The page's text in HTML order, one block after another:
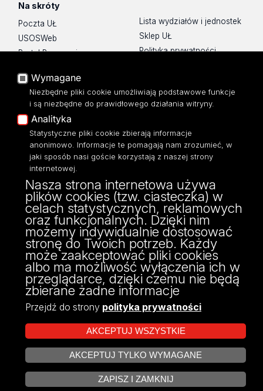
Na skróty
Poczta UŁ
USOSWeb
Portal Pracowniczy
Platforma e-learningowa
Moodle
Eksperci UŁ
Polityka Prywatności
Dostępność
Lista wydziałów i jednostek
Sklep UŁ
Polityka prywatności
Mapa Strony
ul. Tamka 12,
91-403 Łódź
tel: 42/635 57 44, 42/635 57 43
fax: 42/635 57 44
Projekt Multiportalu UŁ współfinansowany z funduszy Unii Europejskiej w
ramach konkursu NCBR
Wymagane
Niezbędne pliki cookie umożliwiają podstawowe funkcje
i są niezbędne do prawidłowego działania witryny.
Analityka
Statystyczne pliki cookie zbierają informacje
anonimowo. Informacje te pomagają nam zrozumieć, w
jaki sposób nasi goście korzystają z naszej strony
internetowej.
Nasza strona internetowa używa
plików cookies (tzw. ciasteczka) w
celach statystycznych, reklamowych
oraz funkcjonalnych. Dzięki nim
możemy indywidualnie dostosować
stronę do Twoich potrzeb. Każdy
może zaakceptować pliki cookies
albo ma możliwość wyłączenia ich w
przeglądarce, dzięki czemu nie będą
zbierane żadne informacje
Przejdź do strony polityka prywatności
AKCEPTUJ WSZYSTKIE
AKCEPTUJ TYLKO WYMAGANE
ZAPISZ I ZAMKNIJ
ZARZĄDZAJ COOKIES